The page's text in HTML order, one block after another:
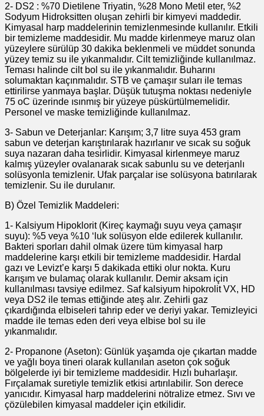
2- DS2 : %70 Dietilene Triyatin, %28 Mono Metil eter, %2
Sodyum Hidroksitten oluşan zehirli bir kimyevi maddedir.
Kimyasal harp maddelerinin temizlenmesinde kullanılır. Etkili
bir temizleme maddesidir. Mu madde kirlenmeye maruz olan
yüzeylere sürülüp 30 dakika beklenmeli ve müddet sonunda
yüzey temiz su ile yıkanmalıdır. Cilt temizliğinde kullanılmaz.
Teması halinde cilt bol su ile yıkanmalıdır. Buharını
solumaktan kaçınmalıdır. STB ve çamaşır suları ile temas
ettirilirse yanmaya başlar. Düşük tutuşma noktası nedeniyle
75 oC üzerinde ısınmış bir yüzeye püskürtülmemelidir.
Personel ve maske temizliğinde kullanılmaz.
3- Sabun ve Deterjanlar: Karışım; 3,7 litre suya 453 gram
sabun ve deterjan karıştırılarak hazırlanır ve sıcak su soğuk
suya nazaran daha tesirlidir. Kimyasal kirlenmeye maruz
kalmış yüzeyler ovalanarak sıcak sabunlu su ve deterjanlı
solüsyonla temizlenir. Ufak parçalar ise solüsyona batırılarak
temizlenir. Su ile durulanır.
B) Özel Temizlik Maddeleri:
1- Kalsiyum Hipoklorit (Kireç kaymağı suyu veya çamaşır
suyu): %5 veya %10 ‘luk solüsyon elde edilerek kullanılır.
Bakteri sporları dahil olmak üzere tüm kimyasal harp
maddelerine karşı etkili bir temizleme maddesidir. Hardal
gazı ve Levizt’e karşı 5 dakikada ettiki olur nokta. Kuru
karışım ve bulamaç olarak kullanılır. Demir aksam için
kullanılması tavsiye edilmez. Saf kalsiyum hipokrolit VX, HD
veya DS2 ile temas ettiğinde ateş alır. Zehirli gaz
çıkardığında elbiseleri tahrip eder ve deriyi yakar. Temizleyici
madde ile temas eden deri veya elbise bol su ile
yıkanmalıdır.
2- Propanone (Aseton): Günlük yaşamda oje çıkartan madde
ve yağlı boya tineri olarak kullanılan aseton çok soğuk
bölgelerde iyi bir temizleme maddesidir. Hızlı buharlaşır.
Fırçalamak suretiyle temizlik etkisi artırılabilir. Son derece
yanıcıdır. Kimyasal harp maddelerini nötralize etmez. Sıvı ve
çözülebilen kimyasal maddeler için etkilidir.